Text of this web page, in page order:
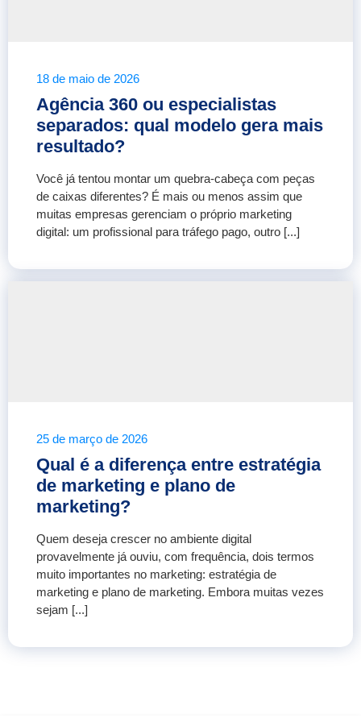
18 de maio de 2026
Agência 360 ou especialistas
separados: qual modelo gera mais
resultado?
Você já tentou montar um quebra-cabeça com peças
de caixas diferentes? É mais ou menos assim que
muitas empresas gerenciam o próprio marketing
digital: um profissional para tráfego pago, outro [...]
25 de março de 2026
Qual é a diferença entre estratégia
de marketing e plano de
marketing?
Quem deseja crescer no ambiente digital
provavelmente já ouviu, com frequência, dois termos
muito importantes no marketing: estratégia de
marketing e plano de marketing. Embora muitas vezes
sejam [...]